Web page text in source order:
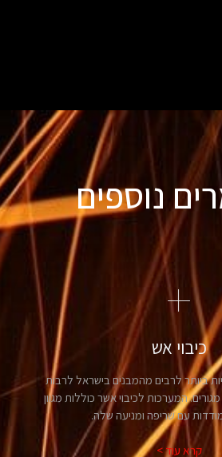
נוספים
כיבוי אש
ביותר לרבים מהמבנים בישראל לרבות
המערכות לכיבוי אשר כוללות מגוון
עם שריפה ומניעה שלה.
קרא עוד >